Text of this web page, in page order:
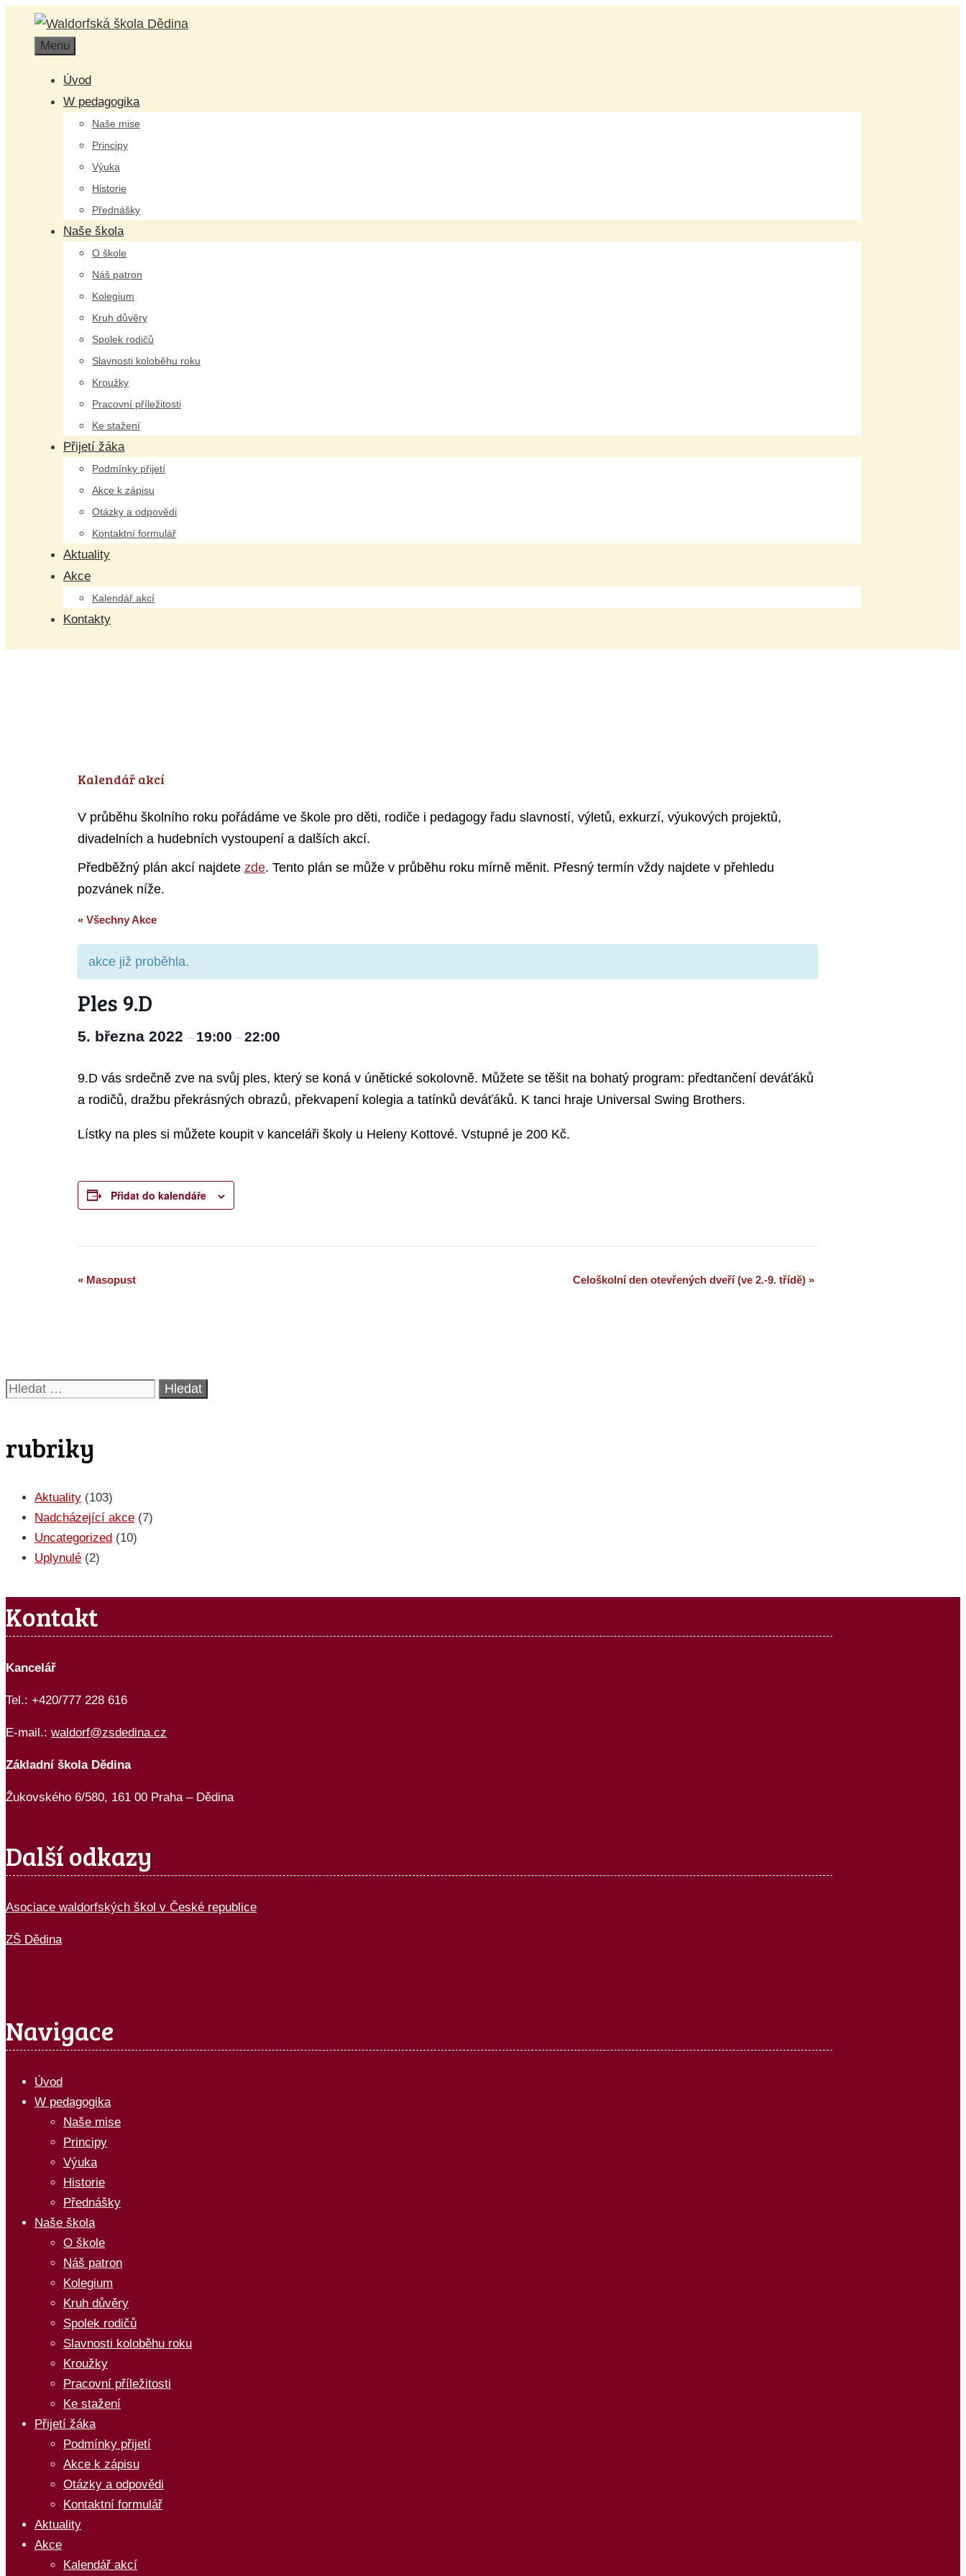
Přeskočit
obsah
Menu
Úvod
W pedagogika
Naše mise
Principy
Výuka
Historie
Přednášky
Naše škola
O škole
Náš patron
Kolegium
Kruh důvěry
Spolek rodičů
Slavnosti koloběhu roku
Kroužky
Pracovní příležitosti
Ke stažení
Přijetí žáka
Podmínky přijetí
Akce k zápisu
Otázky a odpovědi
Kontaktní formulář
Aktuality
Akce
Kalendář akcí
Kontakty
Kalendář akcí
V průběhu školního roku pořádáme ve škole pro děti, rodiče i pedagogy řadu slavností, výletů, exkurzí, výukových projektů,
divadelních a hudebních vystoupení a dalších akcí.
Předběžný plán akcí najdete zde. Tento plán se může v průběhu roku mírně měnit. Přesný termín vždy najdete v přehledu
pozvánek níže.
« Všechny Akce
akce již proběhla.
Ples 9.D
5. března 2022 – 19:00 – 22:00
9.D vás srdečně zve na svůj ples, který se koná v únětické sokolovně. Můžete se těšit na bohatý program: předtančení deváťáků
a rodičů, dražbu překrásných obrazů, překvapení kolegia a tatínků deváťáků. K tanci hraje Universal Swing Brothers.
Lístky na ples si můžete koupit v kanceláři školy u Heleny Kottové. Vstupné je 200 Kč.
Přidat do kalendáře
Navigace
« Masopust Celoškolní den otevřených dveří (ve 2.-9. třídě) »
Hledat:
rubriky
Aktuality (103)
Nadcházející akce (7)
Uncategorized (10)
Uplynulé (2)
Kontakt
Kancelář
Tel.: +420/777 228 616
E-mail.: waldorf@zsdedina.cz
Základní škola Dědina
Žukovského 6/580, 161 00 Praha – Dědina
Další odkazy
Asociace waldorfských škol v České republice
ZŠ Dědina
Navigace
Úvod
W pedagogika
Naše mise
Principy
Výuka
Historie
Přednášky
Naše škola
O škole
Náš patron
Kolegium
Kruh důvěry
Spolek rodičů
Slavnosti koloběhu roku
Kroužky
Pracovní příležitosti
Ke stažení
Přijetí žáka
Podmínky přijetí
Akce k zápisu
Otázky a odpovědi
Kontaktní formulář
Aktuality
Akce
Kalendář akcí